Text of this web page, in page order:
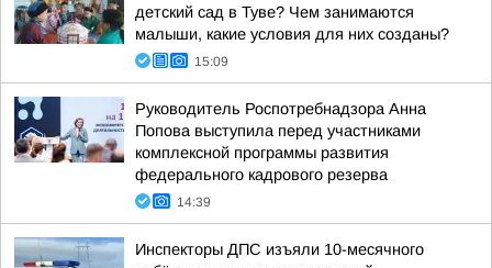
детский сад в Туве? Чем занимаются
малыши, какие условия для них созданы?
15:09
Руководитель Роспотребнадзора Анна
Попова выступила перед участниками
комплексной программы развития
федерального кадрового резерва
14:39
Инспекторы ДПС изъяли 10-месячного